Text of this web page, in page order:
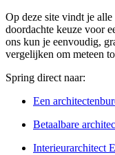
Op deze site vindt je
doordachte keuze voor
ons kun je eenvoudig,
vergelijken om meteen
Spring direct naar:
Een
Betaalbare
Interieurarchitect